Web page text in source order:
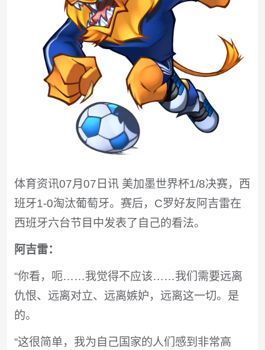
体育资讯07月07日讯 美加墨世界杯1/8决赛，西
班牙1-0淘汰葡萄牙。赛后，C罗好友阿吉雷在
西班牙六台节目中发表了自己的看法。
阿吉雷：
“你看，呃……我觉得不应该……我们需要远离
仇恨、远离对立、远离嫉妒，远离这一切。是
的。
“这很简单，我为自己国家的人们感到非常高